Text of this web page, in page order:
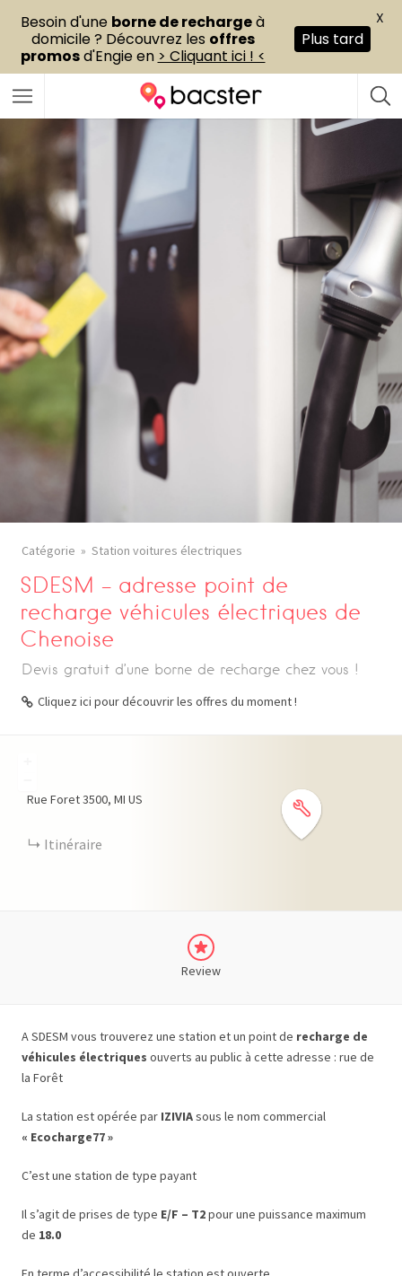
Catégorie Station voitures électriques
SDESM – adresse point de
recharge véhicules électriques de
Chenoise
Devis gratuit d’une borne de recharge chez vous !
Cliquez ici pour découvrir les offres du moment !
Rue Foret3500 MI US
Itinéraire
Review
A SDESM vous trouverez une station et un point de recharge de
véhicules électriques ouverts au public à cette adresse : rue de
la Forêt
La station est opérée par IZIVIAsous le nom commercial
« Ecocharge77 »
C’est une station de type payant
Il s’agit de prises de type E/F – T2pour une puissance maximum
de 18.0
Besoin d'une borne de rechargeà
domicile ? Découvrez les offres
promosd'Engie en > Cliquant ici ! <
Plus tard
X